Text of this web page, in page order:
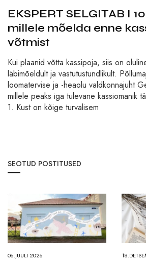
EKSPERT SELGITAB I
millele mõelda enne
võtmist
Kui plaanid võtta kassipoja, siis on
läbimõeldult ja vastutustundlikult.
loomatervise ja -heaolu valdkonnajuht
millele peaks iga tulevane kassiomanik
1. Kust on kõige turvalisem
SEOTUD POSTITUSED
06.JUULI 2026